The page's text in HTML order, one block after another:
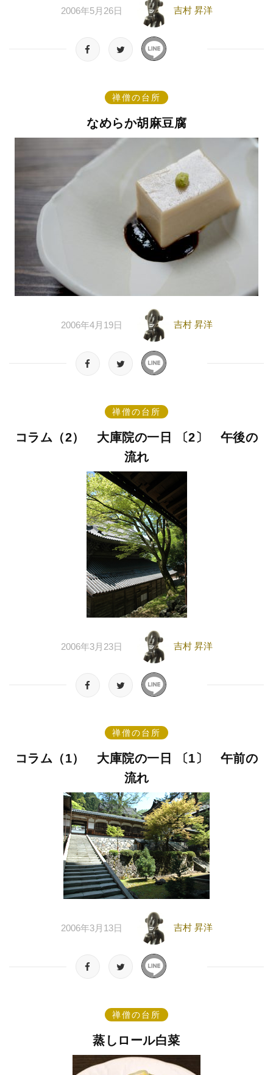
2006年5月26日 吉村 昇洋
禅僧の台所
なめらか胡麻豆腐
2006年4月19日 吉村 昇洋
禅僧の台所
コラム（2） 大庫院の一日 〔2〕 午後の
流れ
2006年3月23日 吉村 昇洋
禅僧の台所
コラム（1） 大庫院の一日 〔1〕 午前の
流れ
2006年3月13日 吉村 昇洋
禅僧の台所
蒸しロール白菜